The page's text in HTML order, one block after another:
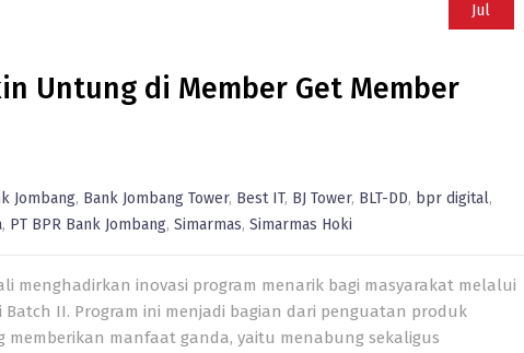
Jul
Untung di Member Get Member
Jombang, Bank Jombang Tower, Best IT, BJ Tower, BLT-DD, bpr digital,
, PT BPR Bank Jombang, Simarmas, Simarmas Hoki
menghadirkan inovasi program menarik bagi masyarakat melalui
Batch II. Program ini menjadi bagian dari penguatan produk
memberikan manfaat ganda, yaitu menabung sekaligus